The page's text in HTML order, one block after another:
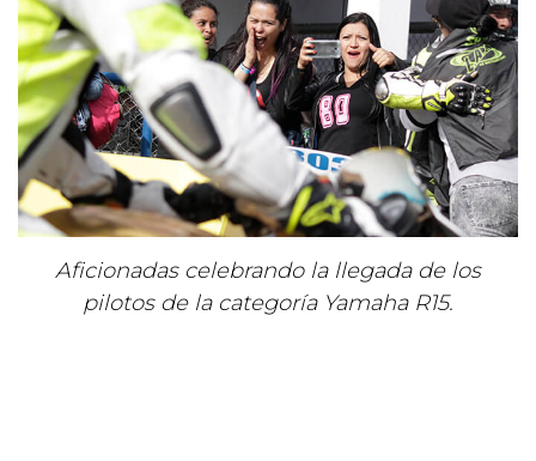
Aficionadas celebrando la llegada de los
pilotos de la categoría Yamaha R15.